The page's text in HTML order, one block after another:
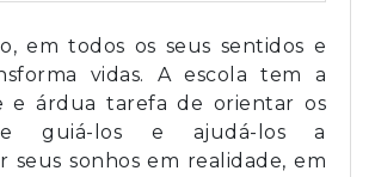
em todos os seus sentidos e
vidas. A escola tem a
e árdua tarefa de orientar os
guiá-los e ajudá-los a
seus sonhos em realidade, em